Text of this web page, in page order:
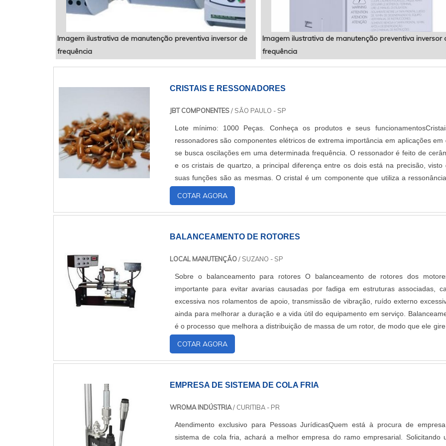
Imagem ilustrativa de manutenção preventiva inversor de
frequência
Imagem ilustrativa de manutenção preventiva inversor
frequência
CRISTAIS E RESSONADORES
JBT COMPONENTES/ SÃO PAULO - SP
Lote mínimo: 1000 Peças. Conheça os produtos e seus
ressonadores são componentes elétricos de extrema importância em aplicações em
se busca oscilações em uma determinada frequência. O ressonador é feito de
e os cristais de quartzo, a principal diferença entre os dois está na precisão, visto
suas funções são as mesmas. O cristal é um componente que utiliza a ressonância
cristal em vibração para criar u....
COTAR AGORA
BALANCEAMENTO DE ROTORES
LOCAL MANUTENÇÃO/ SUZANO - SP
Sobre o balanceamento para rotores O balanceamento de rotores dos
importante para evitar avarias causadas por fadiga em estruturas associadas,
excessiva nos rolamentos de apoio, transmissão de vibração, ruído externo
ainda para melhorar a duração e a vida útil do equipamento em serviço.
é o processo que melhora a distribuição de massa de um rotor, de modo que ele gire
torno de seu eixo sem que surjam....
COTAR AGORA
EMPRESA DE SISTEMA DE COLA FRIA
WROMA INDÚSTRIA/ CURITIBA - PR
Atendimento exclusivo para Pessoas JurídicasQuem está à procura de
sistema de cola fria, achará a melhor empresa do ramo empresarial. Solicitando